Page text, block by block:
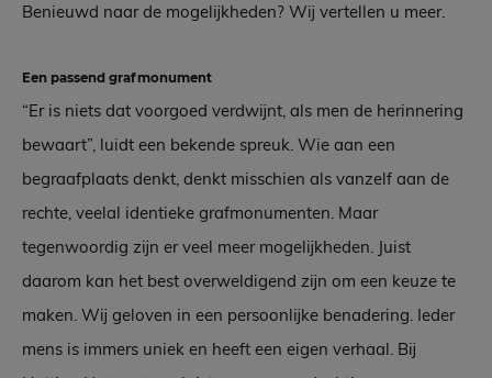
Benieuwd naar de mogelijkheden? Wij vertellen u meer.
Een passend grafmonument
“Er is niets dat voorgoed verdwijnt, als men de herinnering
bewaart”, luidt een bekende spreuk. Wie aan een
begraafplaats denkt, denkt misschien als vanzelf aan de
rechte, veelal identieke grafmonumenten. Maar
tegenwoordig zijn er veel meer mogelijkheden. Juist
daarom kan het best overweldigend zijn om een keuze te
maken. Wij geloven in een persoonlijke benadering. Ieder
mens is immers uniek en heeft een eigen verhaal. Bij